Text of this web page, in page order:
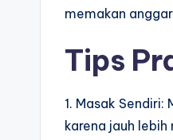
memakan
Tips
1. Masak
karena jauh